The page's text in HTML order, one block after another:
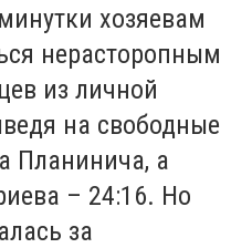
хозяевам
нерасторопным
из личной
на свободные
Планинича, а
– 24:16. Но
за